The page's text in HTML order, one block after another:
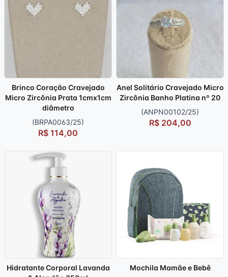
Brinco Coração Cravejado
Micro Zircônia Prata 1cmx1cm
diâmetro
(BRPA0063/25)
R$ 114,00
Anel Solitário Cravejado Micro
Zircônia Banho Platina nº 20
(ANPN00102/25)
R$ 204,00
Hidratante Corporal Lavanda
Mochila Mamãe e Bebê